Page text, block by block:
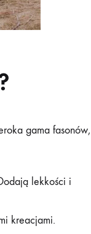
gama fasonów,
lekkości i
kreacjami.